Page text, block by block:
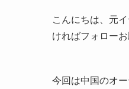
こんにちは、元
ければフォローお
今回は中国のオ